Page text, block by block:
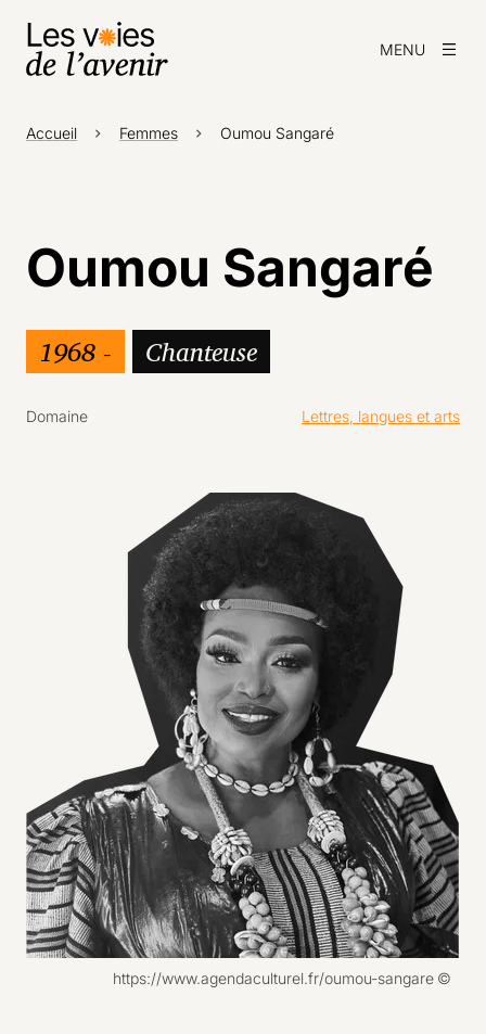
MENU
Accueil Femmes Oumou Sangaré
Oumou Sangaré
1968 - Chanteuse
Domaine Lettres, langues et arts
Droits réservés :
https://www.agendaculturel.fr/oumou-sangare